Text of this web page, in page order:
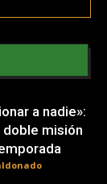
a nadie»:
doble misión